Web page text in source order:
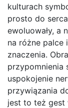
kulturach
prosto do
ewoluowały, a
na różne palce
znaczenia.
przypomnienia
uspokojenie
przywiązania
jest to też gest